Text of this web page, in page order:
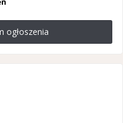
ogłoszenia